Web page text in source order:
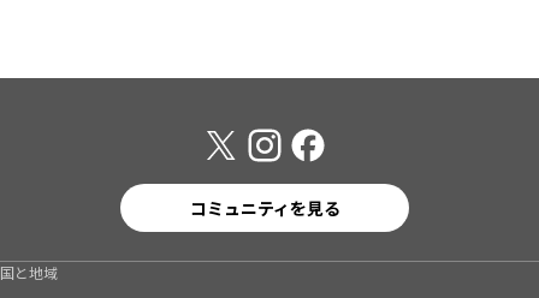
コミュニティを見る
国と地域